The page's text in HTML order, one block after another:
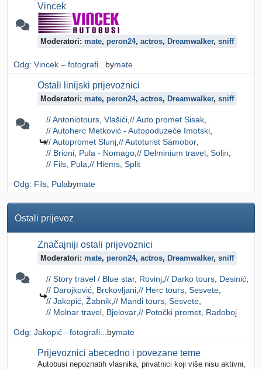
Vincek
Moderatori: mate, peron24, actros, Dreamwalker, sniff
Odg: Vincek – fotografi... bymate
Ostali linijski prijevoznici
Moderatori: mate, peron24, actros, Dreamwalker, sniff
// Antoniotours, Vlašići // Auto promet Sisak
// Autoherc Metković - Autopoduzeće Imotski
// Autopromet Slunj // Autoturist Samobor
// Brioni, Pula - Nomago // Delminium travel, Solin
// Fils, Pula // Hiems, Split
Odg: Fils, Pulabymate
Ostali prijevoz
Značajniji ostali prijevoznici
Moderatori: mate, peron24, actros, Dreamwalker, sniff
// Story travel / Blue star, Rovinj // Darko tours, Desinić
// Darojković, Brckovljani // Herc tours, Sesvete
// Jakopić, Žabnik // Mandi tours, Sesvete
// Molnar travel, Bjelovar // Potočki promet, Radoboj
Odg: Jakopić - fotografi... bymate
Prijevoznici abecedno i povezane teme
Autobusi nepoznatih vlasnika, privatnici koji više nisu aktivni,